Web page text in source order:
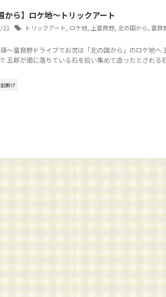
から】ロケ地～トリックアート
21 トリックアート, ロケ地, 上富良野, 北の国から, 富良
～富良野ドライブでお次は「北の国から」のロケ地
五郎が畑に落ちている石を拾い集めて造ったとされ
掛け